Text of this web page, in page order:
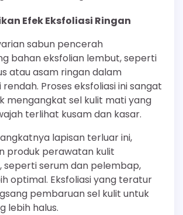
Efek Eksfoliasi Ringan
sabun pencerah
bahan eksfolian lembut, seperti
atau asam ringan dalam
Proses eksfoliasi ini sangat
mengangkat sel kulit mati yang
terlihat kusam dan kasar.
lapisan terluar ini,
produk perawatan kulit
seperti serum dan pelembap,
optimal. Eksfoliasi yang teratur
pembaruan sel kulit untuk
lebih halus.